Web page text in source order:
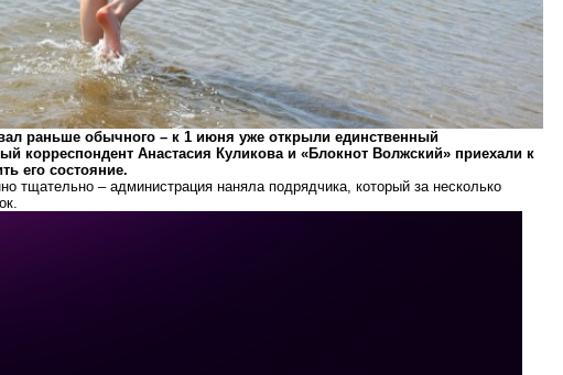
раньше обычного – к 1 июня уже открыли единственный
корреспондент Анастасия Куликова и «Блокнот Волжский» приехали к
его состояние.
тщательно – администрация наняла подрядчика, который за несколько